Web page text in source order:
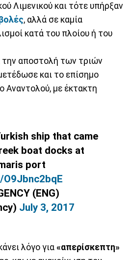
Λιμενικού και τότε υπήρξαν
, αλλά σε καμία
κατά του πλοίου ή του
την αποστολή των τριών
και το επίσημο
Αναντολού, με έκτακτη
ship that came
boat docks at
port
(ENG)
July 3, 2017
λόγο για «απερίσκεπτη»